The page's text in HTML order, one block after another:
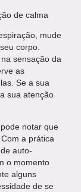
de calma
mude
corpo.
sensação da
as
Se a sua
sua atenção
notar que
a prática
auto-
o momento
alguns
de se